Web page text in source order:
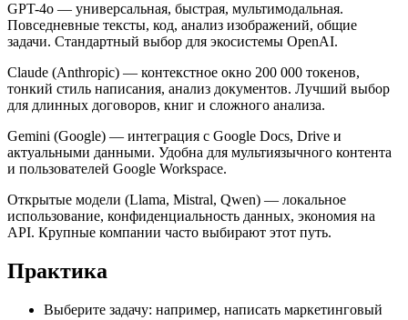
GPT-4o — универсальная, быстрая, мультимодальная.
Повседневные тексты, код, анализ изображений, общие
задачи. Стандартный выбор для экосистемы OpenAI.
Claude (Anthropic) — контекстное окно 200 000 токенов,
тонкий стиль написания, анализ документов. Лучший выбор
для длинных договоров, книг и сложного анализа.
Gemini (Google) — интеграция с Google Docs, Drive и
актуальными данными. Удобна для мультиязычного контента
и пользователей Google Workspace.
Открытые модели (Llama, Mistral, Qwen) — локальное
использование, конфиденциальность данных, экономия на
API. Крупные компании часто выбирают этот путь.
Практика
Выберите задачу: например, написать маркетинговый